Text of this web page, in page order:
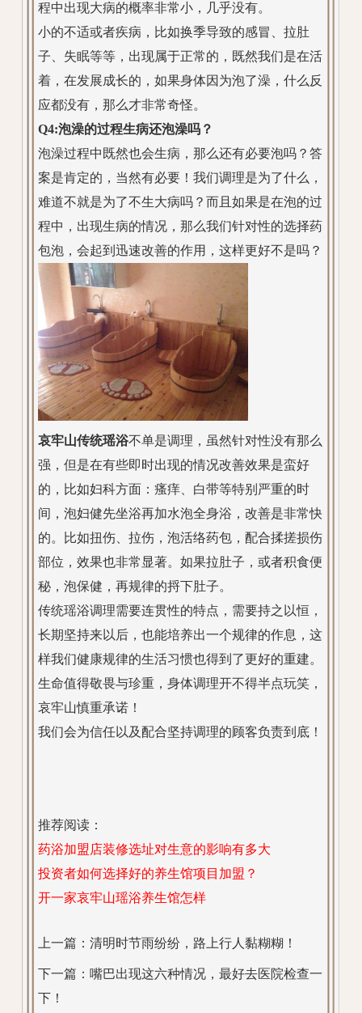
程中出现大病的概率非常小，几乎没有。
小的不适或者疾病，比如换季导致的感冒、拉肚
子、失眠等等，出现属于正常的，既然我们是在活
着，在发展成长的，如果身体因为泡了澡，什么反
应都没有，那么才非常奇怪。
Q4:泡澡的过程生病还泡澡吗？
泡澡过程中既然也会生病，那么还有必要泡吗？答
案是肯定的，当然有必要！我们调理是为了什么，
难道不就是为了不生大病吗？而且如果是在泡的过
程中，出现生病的情况，那么我们针对性的选择药
包泡，会起到迅速改善的作用，这样更好不是吗？
哀牢山传统瑶浴不单是调理，虽然针对性没有那么
强，但是在有些即时出现的情况改善效果是蛮好
的，比如妇科方面：瘙痒、白带等特别严重的时
间，泡妇健先坐浴再加水泡全身浴，改善是非常快
的。比如扭伤、拉伤，泡活络药包，配合揉搓损伤
部位，效果也非常显著。如果拉肚子，或者积食便
秘，泡保健，再规律的捋下肚子。
传统瑶浴调理需要连贯性的特点，需要持之以恒，
长期坚持来以后，也能培养出一个规律的作息，这
样我们健康规律的生活习惯也得到了更好的重建。
生命值得敬畏与珍重，身体调理开不得半点玩笑，
哀牢山慎重承诺！
我们会为信任以及配合坚持调理的顾客负责到底！
推荐阅读：
药浴加盟店装修选址对生意的影响有多大
投资者如何选择好的养生馆项目加盟？
开一家哀牢山瑶浴养生馆怎样
上一篇：清明时节雨纷纷，路上行人黏糊糊！
下一篇： 嘴巴出现这六种情况，最好去医院检查一
下！